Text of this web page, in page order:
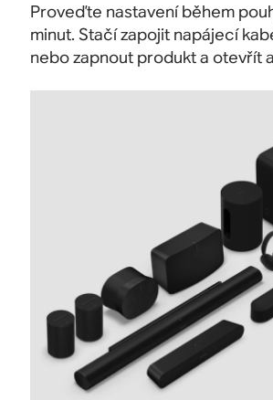
Proveďte nastavení během
minut. Stačí zapojit napájecí
nebo zapnout produkt a otevřít